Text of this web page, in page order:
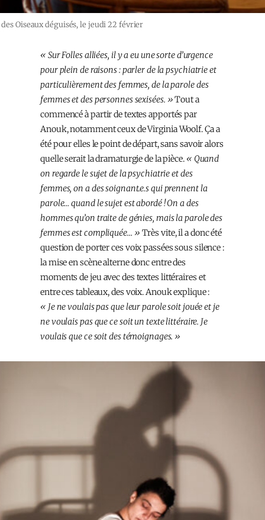
Oiseaux déguisés, le jeudi 22 février
« Sur Folles alliées, il y a eu une sorte d’urgence
pour plein de raisons : parler de la psychiatrie et
particulièrement des femmes, de la parole des
femmes et des personnes sexisées. »Tout a
commencé à partir de textes apportés par
Anouk, notamment ceux de Virginia Woolf. Ça a
été pour elles le point de départ, sans savoir alors
quelle serait la dramaturgie de la pièce.« Quand
on regarde le sujet de la psychiatrie et des
femmes, on a des soignant.e.s qui prennent la
parole… quand le sujet est abordé ! On a des
hommes qu’on traite de génies, mais la parole des
femmes est compliquée… » Très vite, il a donc été
question de porter ces voix passées sous silence :
la mise en scène alterne donc entre des
moments de jeu avec des textes littéraires et
entre ces tableaux, des voix. Anouk explique :
« Je ne voulais pas que leur parole soit jouée et je
ne voulais pas que ce soit un texte littéraire. Je
voulais que ce soit des témoignages. »